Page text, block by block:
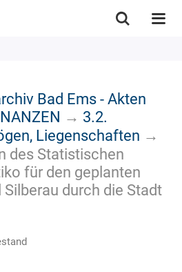
Bad Ems - Akten
→ 3.2.
Liegenschaften →
des Statistischen
für den geplanten
durch die Stadt